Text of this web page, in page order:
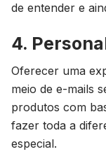
de entender e
4.
Oferecer uma
meio de e-mails
produtos com
fazer toda a
especial.